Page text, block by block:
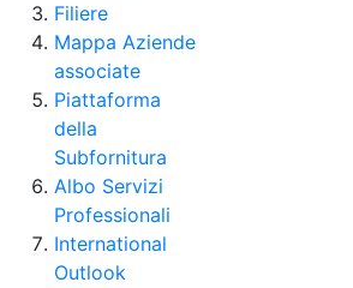
Filiere
Mappa Aziende
associate
Piattaforma
della
Subfornitura
Albo Servizi
Professionali
International
Outlook